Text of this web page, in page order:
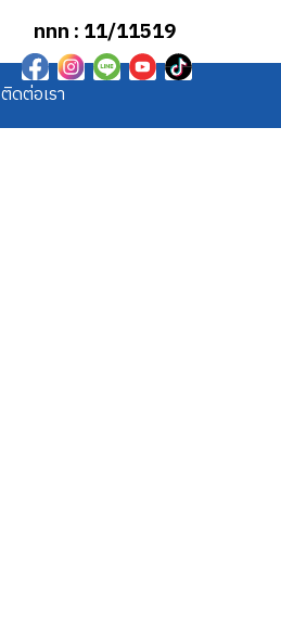
ททท : 11/11519
ติดต่อเรา